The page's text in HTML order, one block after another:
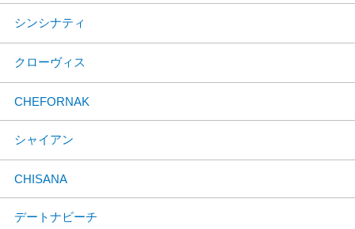
シンシナティ
クローヴィス
CHEFORNAK
シャイアン
CHISANA
デートナビーチ